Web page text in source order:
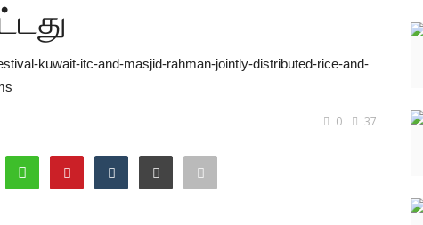
kuwait-itc-and-masjid-rahman-jointly-distributed-rice-and-
0 37